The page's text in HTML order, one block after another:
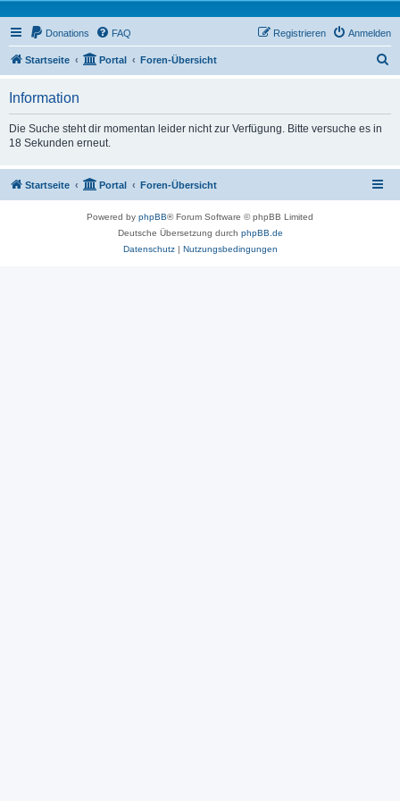
Donations FAQ Anmelden
Registrieren
Startseite Portal Foren-Übersicht
Information
Die Suche steht dir momentan leider nicht zur Verfügung. Bitte versuche es in
18 Sekunden erneut.
Startseite Portal Foren-Übersicht
Powered by phpBB® Forum Software © phpBB Limited
Deutsche Übersetzung durch phpBB.de
Datenschutz| Nutzungsbedingungen